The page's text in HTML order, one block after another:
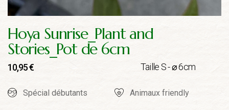
Hoya Sunrise_Plant and
Stories_Pot de 6cm
10,95€ Taille S - ⌀ 6cm
Spécial débutants Animaux friendly